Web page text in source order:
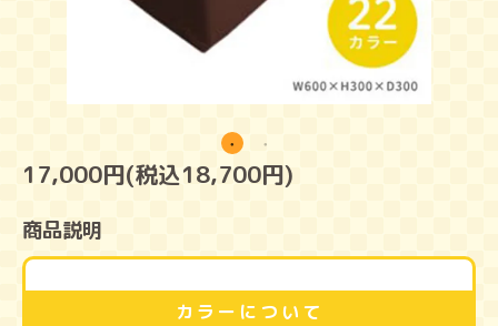
17,000円(税込18,700円)
商品説明
カラーについて